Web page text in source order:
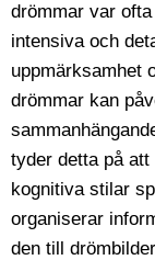
drömmar var
intensiva och
uppmärksamhet
drömmar kan
tyder detta på
kognitiva stilar
organiserar
den till